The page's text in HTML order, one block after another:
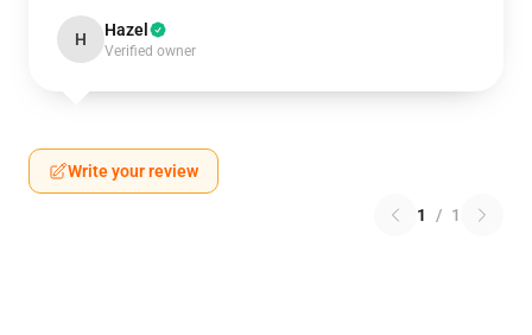
H Hazel
Verified owner
Write your review
1 / 1